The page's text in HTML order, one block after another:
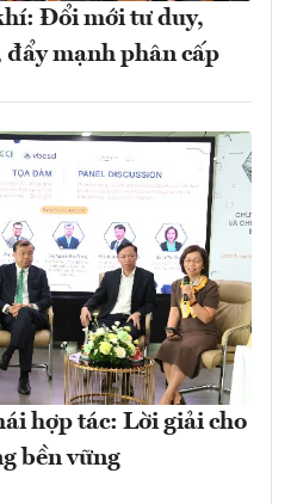
Đổi mới tư duy,
mạnh phân cấp
hợp tác: Lời giải cho
bền vững